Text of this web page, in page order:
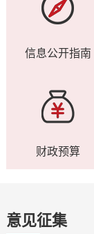
信息公开指南
财政预算
意见征集